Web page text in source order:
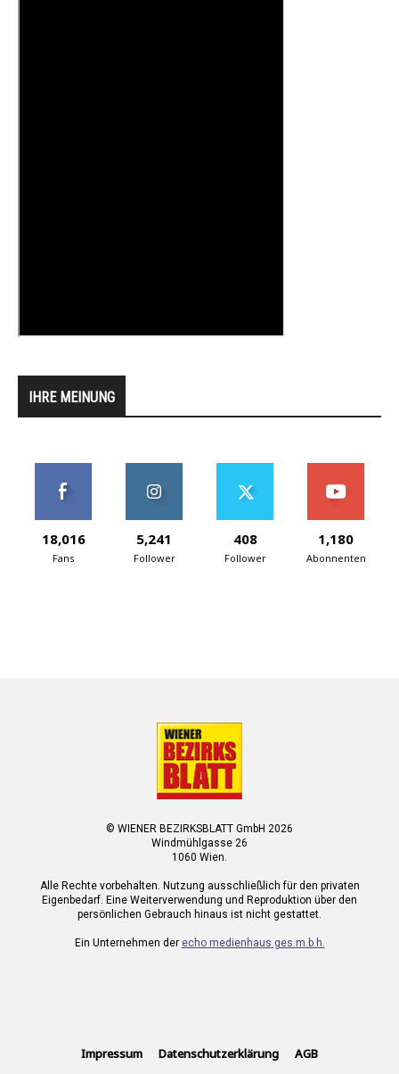
IHRE MEINUNG
18,016
Fans
5,241
Follower
408
Follower
1,180
Abonnenten
© WIENER BEZIRKSBLATT GmbH 2026
Windmühlgasse 26
1060 Wien.
Alle Rechte vorbehalten. Nutzung ausschließlich für den privaten
Eigenbedarf. Eine Weiterverwendung und Reproduktion über den
persönlichen Gebrauch hinaus ist nicht gestattet.
Ein Unternehmen der echo medienhaus ges.m.b.h.
Impressum Datenschutzerklärung AGB